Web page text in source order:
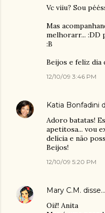
Vc viiu? Sou
Mas
melhorarr... :DD
:B
Beijos e feliz dia
12/10/09 3:46 PM
Katia Bonfadini
Adoro batatas!
apetitosa... vou
delícia e não
Beijos!
12/10/09 5:20 PM
Mary C.M. disse…
Oii!! Anita